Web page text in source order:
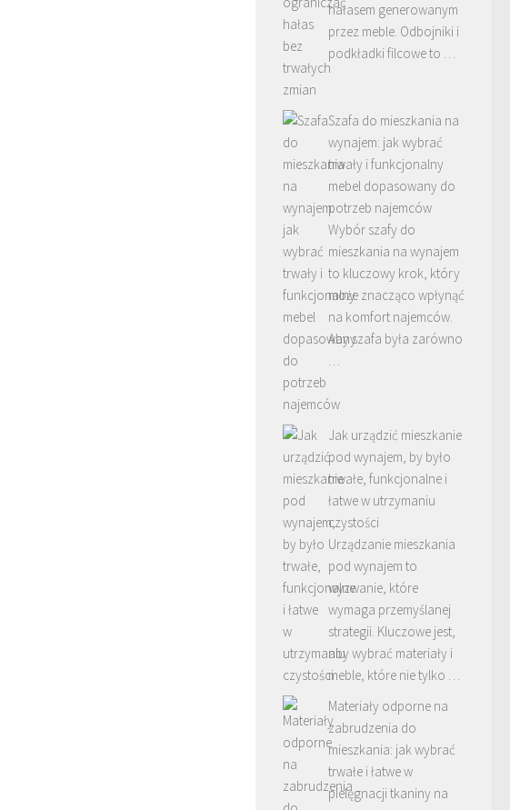
hałasem generowanym
przez meble. Odbojniki i
podkładki filcowe to …
Szafa do mieszkania na
wynajem: jak wybrać
trwały i funkcjonalny
mebel dopasowany do
potrzeb najemców
Wybór szafy do
mieszkania na wynajem
to kluczowy krok, który
może znacząco wpłynąć
na komfort najemców.
Aby szafa była zarówno
…
Jak urządzić mieszkanie
pod wynajem, by było
trwałe, funkcjonalne i
łatwe w utrzymaniu
czystości
Urządzanie mieszkania
pod wynajem to
wyzwanie, które
wymaga przemyślanej
strategii. Kluczowe jest,
aby wybrać materiały i
meble, które nie tylko …
Materiały odporne na
zabrudzenia do
mieszkania: jak wybrać
trwałe i łatwe w
pielęgnacji tkaniny na